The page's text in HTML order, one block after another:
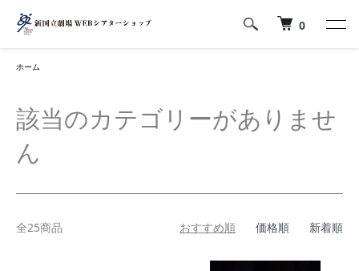
0
ホーム
該当のカテゴリーがありませ
ん
全25商品 おすすめ順 価格順 新着順